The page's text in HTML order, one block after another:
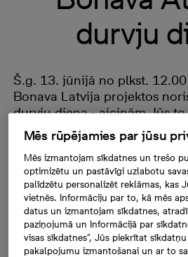
durvju
Š.g. 13. jūnijā no plkst.
Bonava Latvija projektos
durvju diena - aicinām Jūs
apskatīt savu izsapņoto
satikt mūsu speciālistus, lai
interesējošos jautājumus!
Lai nodrošinātu visus noteiktos
pasākumus, aicinām pirms
apmeklēšanas pierakstīties uz
projektušeit(iesakām apskatīt
Mēs rūpējamies par jūsu
Mēs izmantojam sīkdatnes un trešo
optimizētu un pastāvīgi uzlabotu
palīdzētu personalizēt reklāmas, kas
vietnēs. Informāciju par to, kā mēs
datus un izmantojam sīkdatnes,
paziņojumā un Informācijā par
visas sīkdatnes”, Jūs piekrītat
pakalpojumu izmantošanai un ar to